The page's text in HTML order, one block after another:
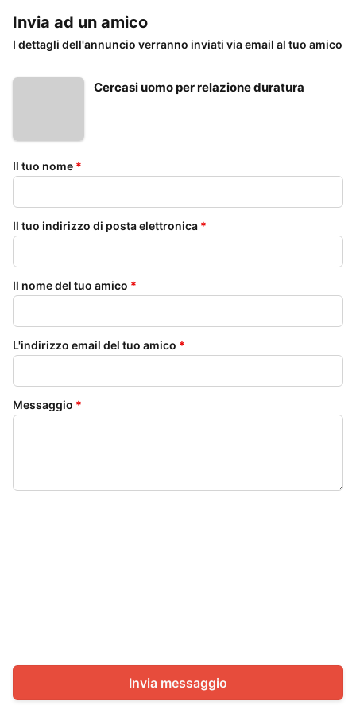
Invia ad un amico
I dettagli dell'annuncio verranno inviati via email al tuo amico
Cercasi uomo per relazione duratura
Il tuo nome *
Il tuo indirizzo di posta elettronica *
Il nome del tuo amico *
L'indirizzo email del tuo amico *
Messaggio *
Invia messaggio